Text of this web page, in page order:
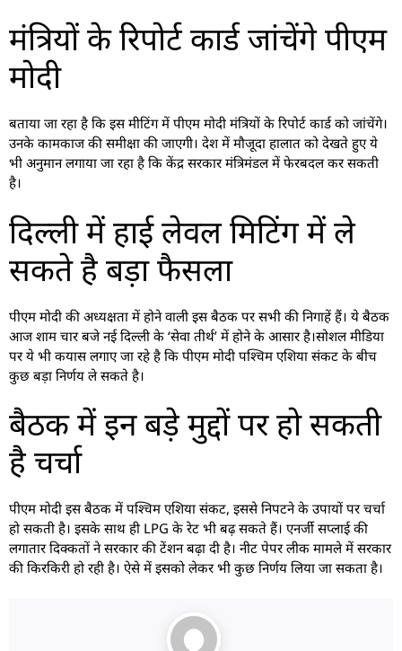
मंत्रियों के रिपोर्ट कार्ड जांचेंगे पीएम
मोदी
बताया जा रहा है कि इस मीटिंग में पीएम मोदी मंत्रियों के रिपोर्ट कार्ड को जांचेंगे।
उनके कामकाज की समीक्षा की जाएगी। देश में मौजूदा हालात को देखते हुए ये
भी अनुमान लगाया जा रहा है कि केंद्र सरकार मंत्रिमंडल में फेरबदल कर सकती
है।
दिल्ली में हाई लेवल मिटिंग में ले
सकते है बड़ा फैसला
पीएम मोदी की अध्यक्षता में होने वाली इस बैठक पर सभी की निगाहें हैं। ये बैठक
आज शाम चार बजे नई दिल्ली के ‘सेवा तीर्थ’ में होने के आसार है।सोशल मीडिया
पर ये भी कयास लगाए जा रहे है कि पीएम मोदी पश्चिम एशिया संकट के बीच
कुछ बड़ा निर्णय ले सकते है।
बैठक में इन बड़े मुद्दों पर हो सकती
है चर्चा
पीएम मोदी इस बैठक में पश्चिम एशिया संकट, इससे निपटने के उपायों पर चर्चा
हो सकती है। इसके साथ ही LPG के रेट भी बढ़ सकते हैं। एनर्जी सप्लाई की
लगातार दिक्कतों ने सरकार की टेंशन बढ़ा दी है। नीट पेपर लीक मामले में सरकार
की किरकिरी हो रही है। ऐसे में इसको लेकर भी कुछ निर्णय लिया जा सकता है।